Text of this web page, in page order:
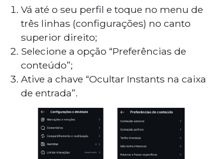
Vá até o seu perfil e toque no menu de
três linhas (configurações) no canto
superior direito;
Selecione a opção “Preferências de
conteúdo”;
Ative a chave “Ocultar Instants na caixa
de entrada”.